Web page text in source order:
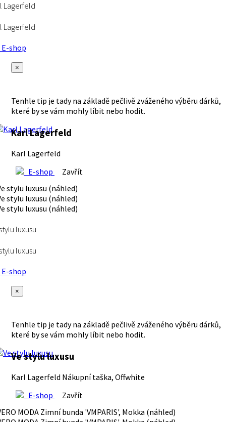
Lagerfeld
Lagerfeld
shop
×
Tenhle tip je tady na základě pečlivě zváženého výběru dárků,
které by se vám mohly líbit nebo hodit.
Karl Lagerfeld
Karl Lagerfeld
E-shop
Zavřít
luxusu
luxusu
shop
×
Tenhle tip je tady na základě pečlivě zváženého výběru dárků,
které by se vám mohly líbit nebo hodit.
Ve stylu luxusu
Karl Lagerfeld Nákupní taška, Offwhite
E-shop
Zavřít